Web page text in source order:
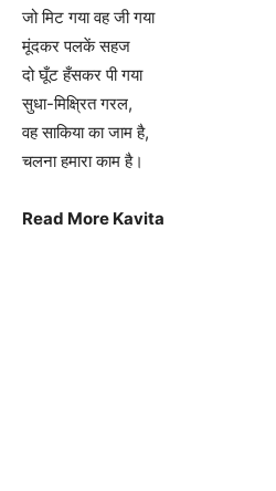
जो मिट गया वह जी गया
मूंदकर पलकें सहज
दो घूँट हँसकर पी गया
सुधा-मिक्ष्रित गरल,
वह साकिया का जाम है,
चलना हमारा काम है।
Read More Kavita